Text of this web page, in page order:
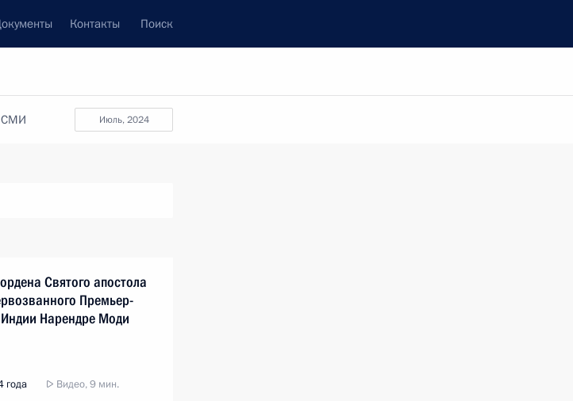
Контакты Поиск
июль, 2024
СМИ
Святого апостола
Премьер-
Нарендре Моди
года Видео, 9 мин.